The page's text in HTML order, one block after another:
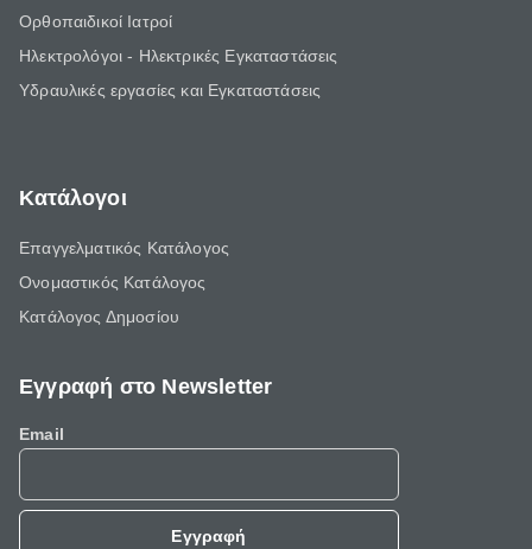
Ορθοπαιδικοί Ιατροί
Ηλεκτρολόγοι - Ηλεκτρικές Εγκαταστάσεις
Υδραυλικές εργασίες και Εγκαταστάσεις
Κατάλογοι
Επαγγελματικός Κατάλογος
Ονομαστικός Κατάλογος
Κατάλογος Δημοσίου
Εγγραφή στο Newsletter
Email
Εγγραφή